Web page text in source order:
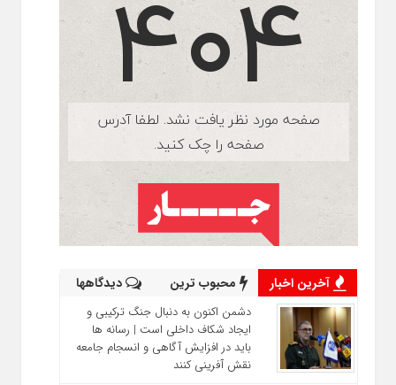
آخرین اخبار محبوب ترین دیدگاهها
دشمن اکنون به دنبال جنگ ترکیبی و
ایجاد شکاف داخلی است | رسانه‌ ها
باید در افزایش آگاهی و انسجام جامعه
نقش‌ آفرینی کنند